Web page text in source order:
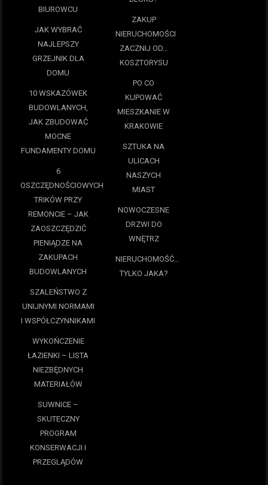
BIUROWCU
JAK WYBRAĆ
NAJLEPSZY
GRZEJNIK DLA
DOMU
10 WSKAZÓWEK
BUDOWLANYCH,
JAK ZBUDOWAĆ
MOCNE
FUNDAMENTY DOMU
6
OSZCZĘDNOŚCIOWYCH
TRIKÓW PRZY
REMONCIE – JAK
ZAOSZCZĘDZIĆ
PIENIĄDZE NA
ZAKUPACH
BUDOWLANYCH
SZALEŃSTWO Z
UNIJNYMI NORMAMI
I WSPÓŁCZYNNIKAMI
WYKOŃCZENIE
ŁAZIENKI – LISTA
NIEZBĘDNYCH
MATERIAŁÓW
SUWNICE –
SKUTECZNY
PROGRAM
KONSERWACJI I
PRZEGLĄDÓW
ZAKUP
NIERUCHOMOŚCI
ZACZNIJ OD…
KOSZTORYSU
PO CO
KUPOWAĆ
MIESZKANIE W
KRAKOWIE
SZTUKA NA
ULICACH
NASZYCH
MIAST
NOWOCZESNE
DRZWI DO
WNĘTRZ
NIERUCHOMOŚĆ…
TYLKO JAKA?